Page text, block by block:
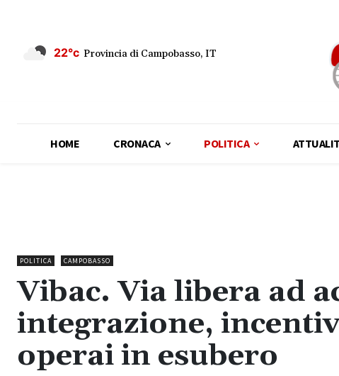
22°c Provincia di Campobasso, IT
HOME CRONACA POLITICA
POLITICA CAMPOBASSO
Vibac. Via libera ad
integrazione,
operai in esubero